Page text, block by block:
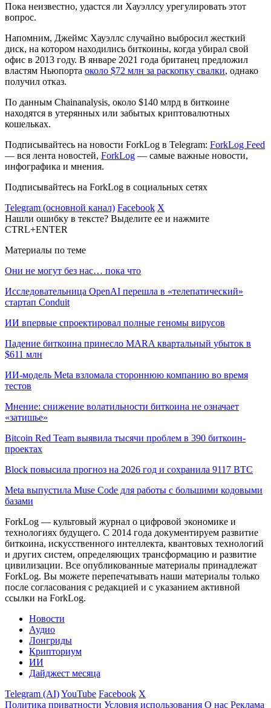
Пока неизвестно, удастся ли Хауэллсу урегулировать этот
вопрос.
Напомним, Джеймс Хауэллс случайно выбросил жесткий
диск, на котором находились биткоины, когда убирал свой
офис в 2013 году. В январе 2021 года британец предложил
властям Ньюпорта около $72 млн за раскопку свалки, однако
получил отказ.
По данным Chainanalysis, около $140 млрд в биткоине
находятся в утерянных или забытых криптовалютных
кошельках.
Подписывайтесь на новости ForkLog в Telegram: ForkLog Feed
— вся лента новостей, ForkLog — самые важные новости,
инфографика и мнения.
Подписывайтесь на ForkLog в социальных сетях
Telegram (основной канал) Facebook X
Нашли ошибку в тексте? Выделите ее и нажмите
CTRL+ENTER
Материалы по теме
Они не могут без нас… пока что
Исследовательница OpenAI перешла в «телепатический»
стартап Conduit
ИИ впервые спроектировал полные геномы вирусов
Падение биткоина принесло MARA квартальный убыток в
$611 млн
ИИ-модель Meta взломала стороннюю компанию во время
тестов
Мнение: снижение волатильности биткоина не означает
«затишье»
Bitcoin Red Team выявила тысячи проблем в 390 биткоин-
проектах
Block повысила прогноз на 2026 год и сохранила 9117 BTC
Meta выпустила Muse Code для работы с большими кодовыми
базами
ForkLog — культовый журнал о цифровой экономике и
технологиях будущего. С 2014 года документируем развитие
биткоина, искусственного интеллекта, квантовых технологий
и других систем, определяющих трансформацию и развитие
цивилизации. Все опубликованные материалы принадлежат
ForkLog. Вы можете перепечатывать наши материалы только
после согласования с редакцией и с указанием активной
ссылки на ForkLog.
Новости
Аудио
Лонгриды
Крипториум
ИИ
Дайджест месяца
Telegram (AI)YouTube Facebook X
Политика приватности Условия использования О нас Реклама